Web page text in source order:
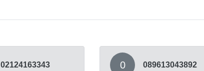
02124163343 0 089613043892